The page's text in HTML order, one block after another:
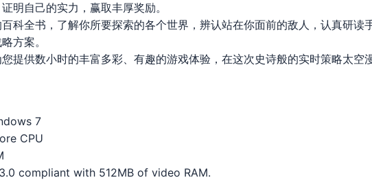
明自己的实力，赢取丰厚奖励。
科全书，了解你所要探索的各个世界，辨认站在你面前的敌人，认真研读
方案。
提供数小时的丰富多彩、有趣的游戏体验，在这次史诗般的实时策略太空
7
CPU
compliant with 512MB of video RAM.